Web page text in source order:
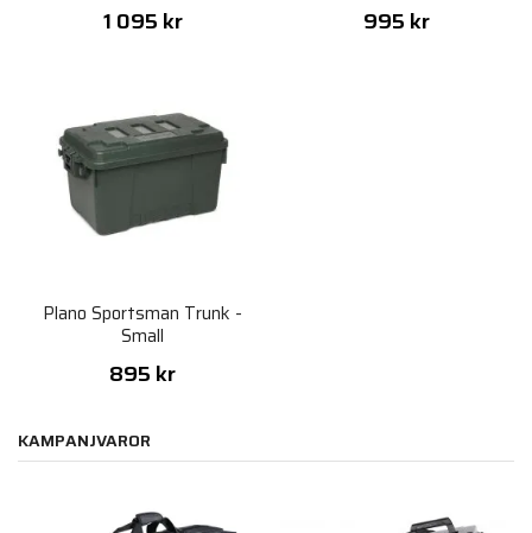
1 095 kr 995 kr
Plano Sportsman Trunk -
Small
895 kr
KAMPANJVAROR